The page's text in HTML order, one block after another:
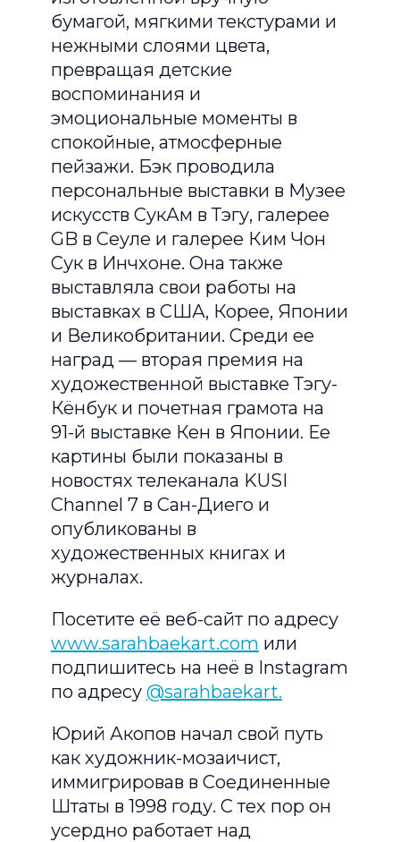
бумагой, мягкими текстурами и
нежными слоями цвета,
превращая детские
воспоминания и
эмоциональные моменты в
спокойные, атмосферные
пейзажи. Бэк проводила
персональные выставки в Музее
искусств СукАм в Тэгу, галерее
GB в Сеуле и галерее Ким Чон
Сук в Инчхоне. Она также
выставляла свои работы на
выставках в США, Корее, Японии
и Великобритании. Среди ее
наград — вторая премия на
художественной выставке Тэгу-
Кёнбук и почетная грамота на
91-й выставке Кен в Японии. Ее
картины были показаны в
новостях телеканала KUSI
Channel 7 в Сан-Диего и
опубликованы в
художественных книгах и
журналах.
Посетите её веб-сайт по адресу
www.sarahbaekart.com или
подпишитесь на неё в Instagram
по адресу @sarahbaekart.
Юрий Акопов начал свой путь
как художник-мозаичист,
иммигрировав в Соединенные
Штаты в 1998 году. С тех пор он
усердно работает над